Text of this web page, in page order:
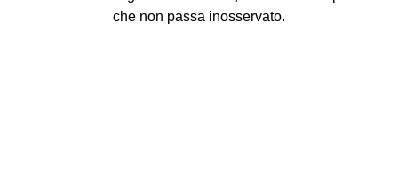
che non passa inosservato.